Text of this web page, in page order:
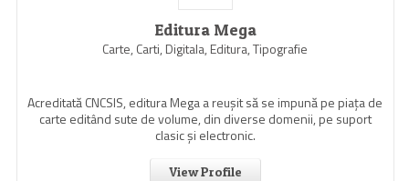
Editura Mega
Carte, Carti, Digitala, Editura, Tipografie
Acreditată CNCSIS, editura Mega a reuşit să se impună pe piaţa de
carte editând sute de volume, din diverse domenii, pe suport
clasic şi electronic.
View Profile